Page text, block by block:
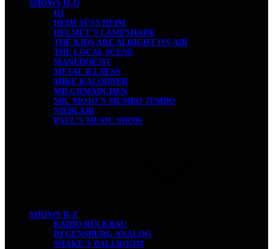
SHOWS H-Q
H1
HEIM SÜSS HEIM
HELMET’S LAMPSHADE
THE KIDS ARE ALRIGHT ON AIR
THE LOCAL SCENE
MANEDOESIT
METAL ILLNESS
MIKE KALODNER
MILCHMÄDCHEN
MR. MOJO’S MUMBO JUMBO
NIEBLAIR
PAUL’S MUSIC SHOW
SHOWS R-Z
RADIO RÜCKBAU
REGENSBURG ANALOG
SHAKE’S BALLROOM